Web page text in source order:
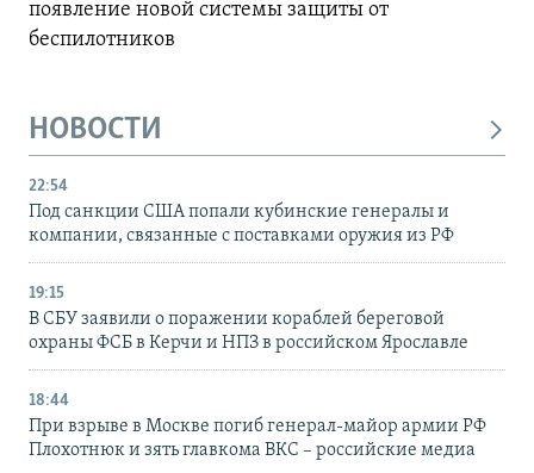
появление новой системы защиты от
беспилотников
НОВОСТИ
22:54
Под санкции США попали кубинские генералы и
компании, связанные с поставками оружия из РФ
19:15
В СБУ заявили о поражении кораблей береговой
охраны ФСБ в Керчи и НПЗ в российском Ярославле
18:44
При взрыве в Москве погиб генерал-майор армии РФ
Плохотнюк и зять главкома ВКС – российские медиа